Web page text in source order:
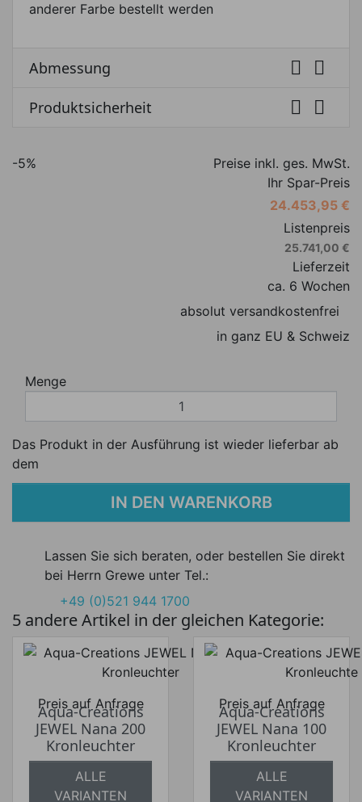
anderer Farbe bestellt werden
Abmessung  
Produktsicherheit  
-5%
Preise inkl. ges. MwSt.
Ihr Spar-Preis
24.453,95 €
Listenpreis
25.741,00 €
Lieferzeit
ca. 6 Wochen
absolut versandkostenfrei
in ganz EU & Schweiz
Menge
Das Produkt in der Ausführung ist wieder lieferbar ab
dem
IN DEN WARENKORB
Lassen Sie sich beraten, oder bestellen Sie direkt
bei Herrn Grewe unter Tel.:
+49 (0)521 944 1700
5 andere Artikel in der gleichen Kategorie:
Preis auf Anfrage
Aqua-Creations
JEWEL Nana 200
Kronleuchter
ALLE
VARIANTEN
Preis auf Anfrage
Aqua-Creations
JEWEL Nana 100
Kronleuchter
ALLE
VARIANTEN